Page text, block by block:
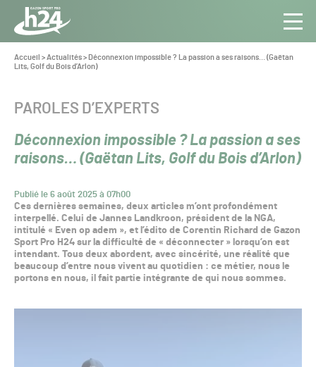
Panneau de gestion des cookies
Aller au contenu
Toute
l’info
du Gazon
Vous
êtes
Accueil >Actualités> Déconnexion impossible ? La passion a ses raisons… (Gaëtan
Lits, Golf du Bois d’Arlon)
Déconnexion impossible ? La passion a ses
raisons… (Gaëtan Lits, Golf du Bois d’Arlon)
Publié le 6 août 2025 à 07h00
CATÉGORIE :
PAROLES D’EXPERTS
Ces dernières semaines, deux articles m’ont profondément
interpellé. Celui de Jannes Landkroon, président de la NGA,
intitulé « Even op adem », et l’édito de Corentin Richard de Gazon
Sport Pro H24 sur la difficulté de « déconnecter » lorsqu’on est
intendant. Tous deux abordent, avec sincérité, une réalité que
beaucoup d’entre nous vivent au quotidien : ce métier, nous le
portons en nous, il fait partie intégrante de qui nous sommes.